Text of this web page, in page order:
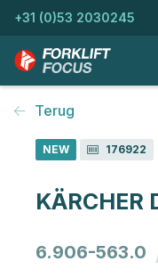
+31 (0)53 2030245
Terug
NEW 176922
KÄRCHER
6.906-563.0